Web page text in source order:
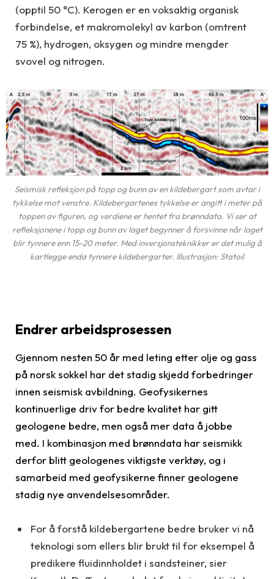
(opptil 50 °C). Kerogen er en voksaktig organisk
forbindelse, et makromolekyl av karbon (omtrent
75 %), hydrogen, oksygen og mindre mengder
svovel og nitrogen.
Seismisk refleksjon på topp og bunn av en kildebergart som avtar i
tykkelse mot venstre. Kildebergartenes tykkelse er angitt i meter på
toppen av figuren, og verdiene er hentet fra brønndata. Vi ser at
refleksjonene i topp og bunn av laget begynner å forsvinne når laget
blir tynnere enn 15-20 meter. Med inversjonsteknikker er det mulig å
kartlegge enda tynnere kildebergarter. Illustrasjon: Statoil
Endrer arbeidsprosessen
Gjennom nesten 50 år med leting etter olje og gass
på norsk sokkel har det stadig skjedd forbedringer
innen seismisk avbildning. Geofysikernes
kontinuerlige driv for bedre kvalitet har gitt
geologene bedre, men også mer data å jobbe
med. I kombinasjon med brønndata har seismikk
derfor blitt geologenes viktigste verktøy, og i
samarbeid med geofysikerne finner geologene
stadig nye anvendelsesområder.
For å forstå kildebergartene bedre bruker vi nå
teknologi som ellers blir brukt til for eksempel å
predikere fluidinnholdet i sandsteiner, sier